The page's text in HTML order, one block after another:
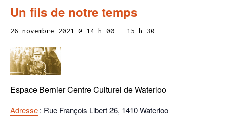
Un fils de notre temps
26 novembre 2021 @ 14 h 00 - 15 h 30
Espace Bernier Centre Culturel de Waterloo
Adresse : Rue François Libert 26, 1410 Waterloo